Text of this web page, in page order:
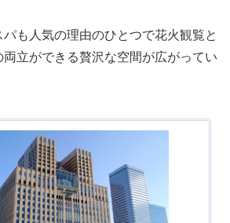
も人気の理由のひとつで花火観覧と
両立ができる贅沢な空間が広がってい